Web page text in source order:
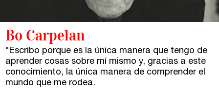
Bo Carpelan
"Escribo porque es la única manera que tengo de
aprender cosas sobre mí mismo y, gracias a este
conocimiento, la única manera de comprender el
mundo que me rodea.